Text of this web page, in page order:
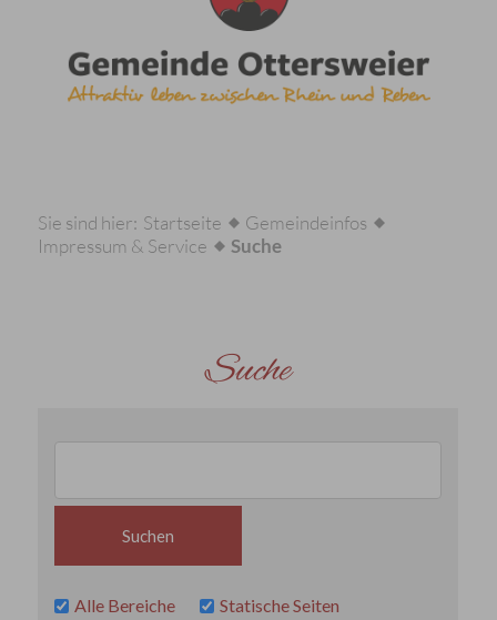
Sie sind hier: Startseite
Gemeindeinfos
Impressum & Service
Suche
Suche
Alle Bereiche
Statische Seiten